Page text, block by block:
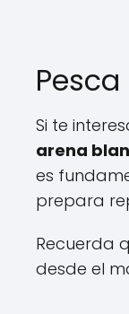
Si te
arena
es
prepara
Recuerda
desde el